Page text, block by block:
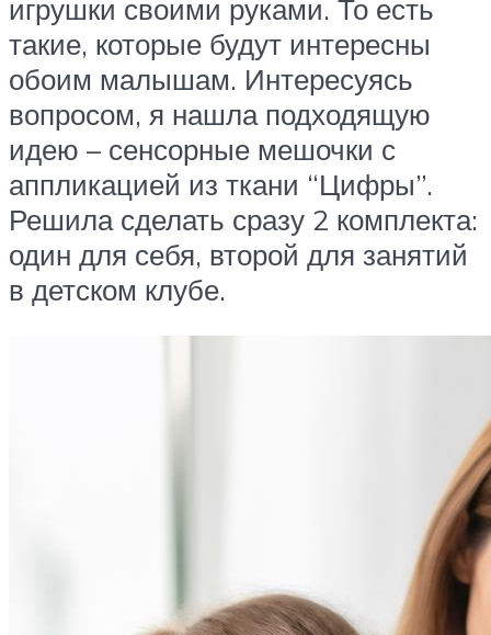
игрушки своими руками. То есть
такие, которые будут интересны
обоим малышам. Интересуясь
вопросом, я нашла подходящую
идею – сенсорные мешочки с
аппликацией из ткани “Цифры”.
Решила сделать сразу 2 комплекта:
один для себя, второй для занятий
в детском клубе.